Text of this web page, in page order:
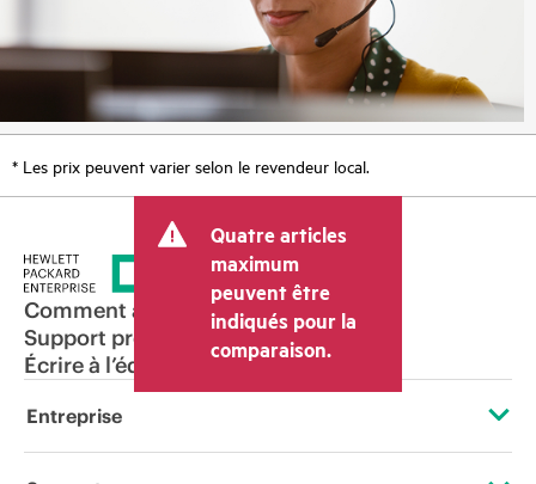
* Les prix peuvent varier selon le revendeur local.
Quatre articles
maximum
peuvent être
indiqués pour la
comparaison.
Comment acheter
Support produit
Écrire à l’équipe commerciale
Entreprise
À propos de HPE